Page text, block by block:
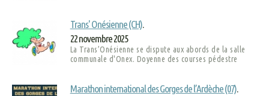
Trans' Onésienne (CH).
22 novembre 2025
La Trans’Onésienne se dispute aux abords de la salle
communale d'Onex. Doyenne des courses pédestre
Marathon international des Gorges de l’Ardèche (07).